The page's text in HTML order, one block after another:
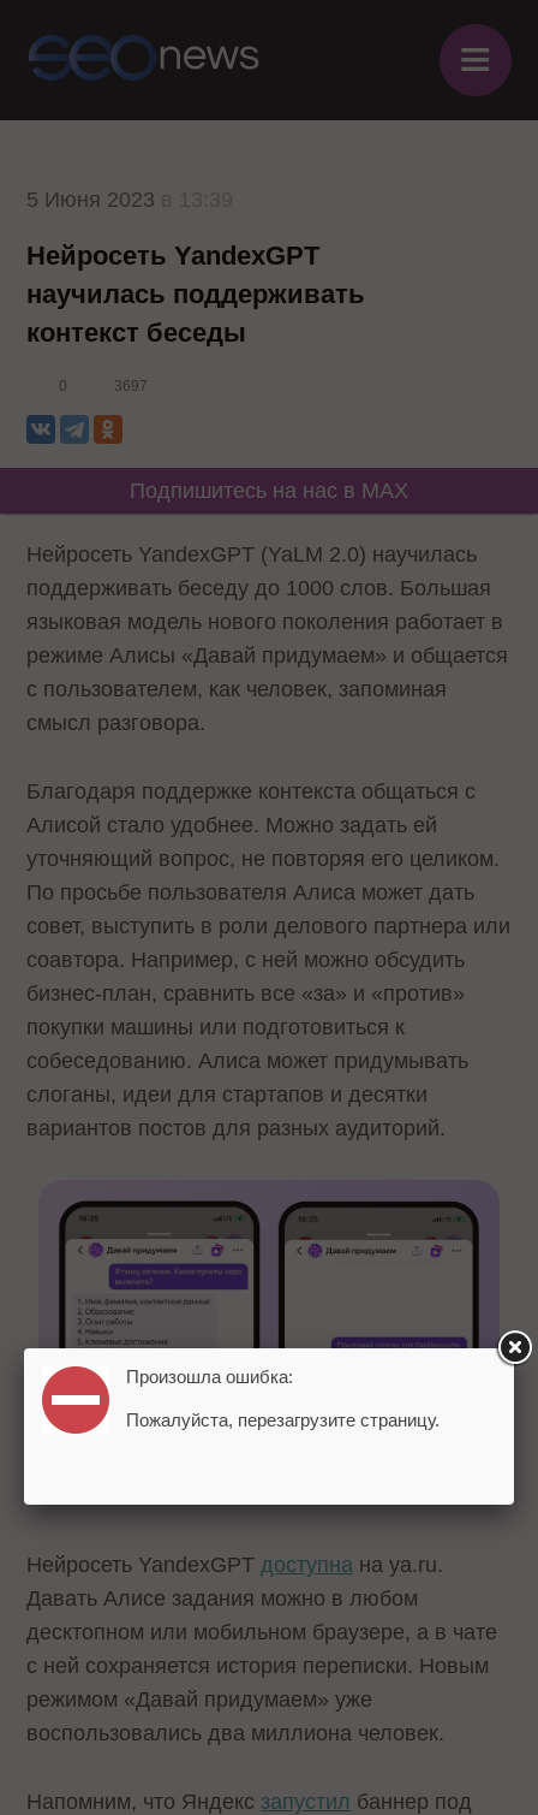
≡
5 Июня 2023
Нейросеть YandexGPT
научилась поддерживать
контекст беседы
0 3697
Подпишитесь на нас в MAX
Нейросеть YandexGPT (YaLM 2.0) научилась
поддерживать беседу до 1000 слов. Большая
языковая модель нового поколения работает в
режиме Алисы «Давай придумаем» и общается
с пользователем, как человек, запоминая
смысл разговора.
Благодаря поддержке контекста общаться с
Алисой стало удобнее. Можно задать ей
уточняющий вопрос, не повторяя его целиком.
По просьбе пользователя Алиса может дать
совет, выступить в роли делового партнера или
соавтора. Например, с ней можно обсудить
бизнес-план, сравнить все «за» и «против»
покупки машины или подготовиться к
собеседованию. Алиса может придумывать
слоганы, идеи для стартапов и десятки
вариантов постов для разных аудиторий.
Нейросеть YandexGPT доступна на ya.ru.
Давать Алисе задания можно в любом
десктопном или мобильном браузере, а в чате
с ней сохраняется история переписки. Новым
режимом «Давай придумаем» уже
воспользовались два миллиона человек.
Напомним, что Яндекс запустил баннер под
Произошла ошибка:
Пожалуйста, перезагрузите страницу.